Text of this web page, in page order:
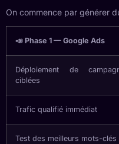
On commence par générer
📣 Phase 1 — Google Ads
Déploiement de
ciblées
Trafic qualifié immédiat
Test des meilleurs mots-clés